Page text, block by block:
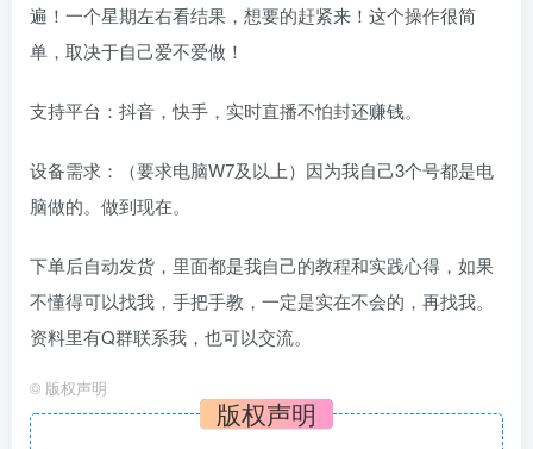
遍！一个星期左右看结果，想要的赶紧来！这个操作很简
单，取决于自己爱不爱做！
支持平台：抖音，快手，实时直播不怕封还赚钱。
设备需求：（要求电脑W7及以上）因为我自己3个号都是电
脑做的。做到现在。
下单后自动发货，里面都是我自己的教程和实践心得，如果
不懂得可以找我，手把手教，一定是实在不会的，再找我。
资料里有Q群联系我，也可以交流。
© 版权声明
版权声明